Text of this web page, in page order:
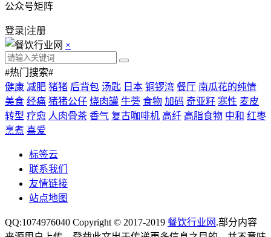
公众号矩阵
登录|注册
×
#热门搜索#
健康 减肥 猪猪 后背包 汤匙 日本 铜锣湾 餐厅 南瓜花的纯情
美食 经痛 猪猪公仔 烧肉罐 牛蒡 食物 加码 奇亚籽 寒性 麦皮
转型 疗愈 人肉骨茶 香气 复古咖啡机 高纤 高脂食物 中和 红枣
烹煮 喜爱
标签云
联系我们
友情链接
站点地图
QQ:1074976040 Copyright © 2017-2019 餐饮行业网 .部分内容